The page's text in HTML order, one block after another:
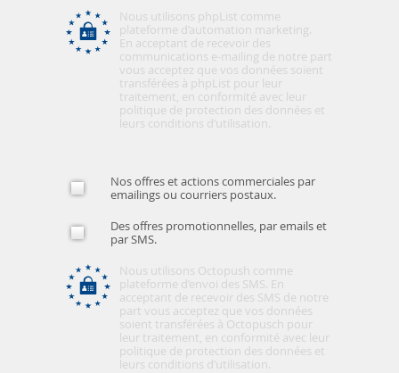
Nous utilisons phpList comme
plateforme d’automation marketing.
En acceptant de recevoir des
communications e-mailing de notre part
vous acceptez que vos données soient
transférées à phpList pour leur
traitement, en conformité avec leur
politique de protection des données et
leurs conditions d’utilisation.
Nos offres et actions commerciales par
emailings ou courriers postaux.
Des offres promotionnelles, par emails et
par SMS.
Nous utilisons Octopush comme
plateforme d’envoi des SMS. En
acceptant de recevoir des SMS de notre
part vous acceptez que vos données
soient transférées à Octopusch pour
leur traitement, en conformité avec leur
politique de protection des données et
leurs conditions d’utilisation.